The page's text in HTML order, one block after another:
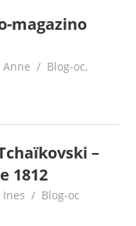
magazino
Anne Blog-oc,
–
1812
Ines Blog-oc